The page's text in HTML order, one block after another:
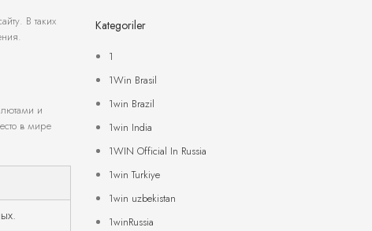
В таких
и
в мире
Kategoriler
1
1Win Brasil
1win Brazil
1win India
1WIN Official In Russia
1win Turkiye
1win uzbekistan
1winRussia